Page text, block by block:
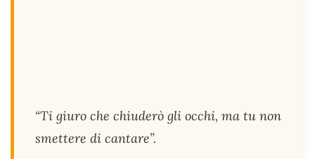
“Ti giuro che chiuderò gli occhi, ma tu non
smettere di cantare”.